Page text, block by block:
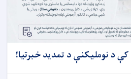
کې د نوملیکنې د تمدید خبرتیا!